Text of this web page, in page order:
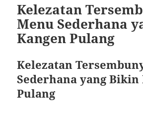
Kelezatan
Menu Sederhana
Kangen Pulang
Kelezatan
Sederhana yang Bikin
Pulang